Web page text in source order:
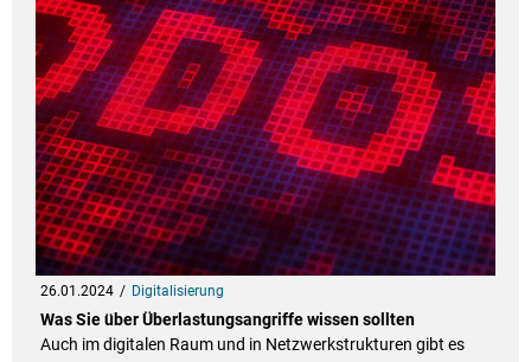
26.01.2024 Digitalisierung
Was Sie über Überlastungsangriffe wissen sollten
Auch im digitalen Raum und in Netzwerkstrukturen gibt es